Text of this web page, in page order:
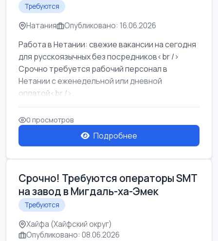
Требуются
Натания Опубликовано: 16.06.2026
Работа в Нетании: свежие вакансии на сегодня
для русскоязычных без посредников<br />
Срочно требуется рабочий персонал в
Нетании с еженедельной или дневной
оплатой<br />
Свежие вакансии в Нетании дл...
0 просмотров
Подробнее
Срочно! Требуются операторы SMT
на завод в Мигдаль-ха-Эмек
Требуются
Хайфа (Хайфский округ)
Опубликовано: 08.06.2026